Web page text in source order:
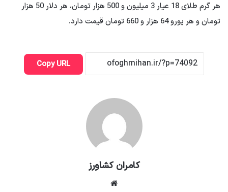
هر گرم طلای 18 عیار 3 میلیون و 500 هزار تومان، هر دلار 50 هزار
تومان و هر یورو 64 هزار و 660 تومان قیمت دارد.
Copy URL
کامران کشاورز